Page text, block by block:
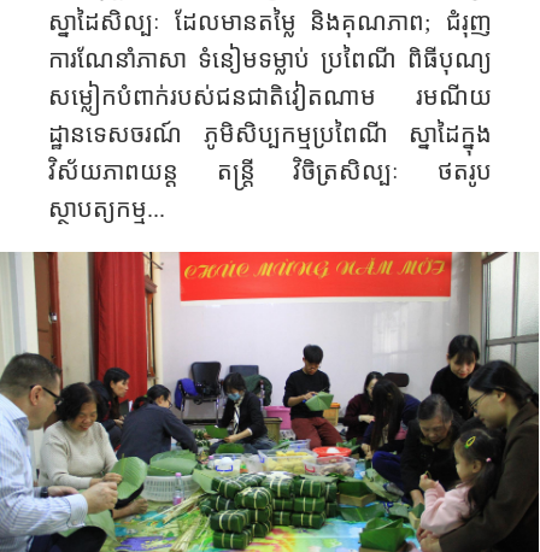
ស្នាដៃសិល្បៈ ដែលមានតម្លៃ និងគុណភាព; ជំរុញ
ការណែនាំភាសា ទំនៀមទម្លាប់ ប្រពៃណី ពិធីបុណ្យ
សម្លៀកបំពាក់របស់ជនជាតិវៀតណាម រមណីយ
ដ្ឋានទេសចរណ៍ ភូមិសិប្បកម្មប្រពៃណី ស្នាដៃក្នុង
វិស័យភាពយន្ត តន្ត្រី វិចិត្រសិល្បៈ ថតរូប
ស្ថាបត្យកម្ម...